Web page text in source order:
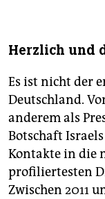
Herzlich und
Es ist nicht der
Deutschland.
anderem als
Botschaft
Kontakte in die
profiliertesten
Zwischen 2011